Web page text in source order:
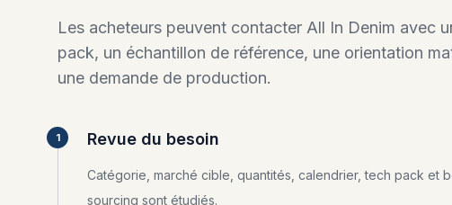
Les acheteurs peuvent contacter All In Denim avec
pack, un échantillon de référence, une orientation
une demande de production.
1 Revue du besoin
Catégorie, marché cible, quantités, calendrier, tech pack et
sourcing sont étudiés.